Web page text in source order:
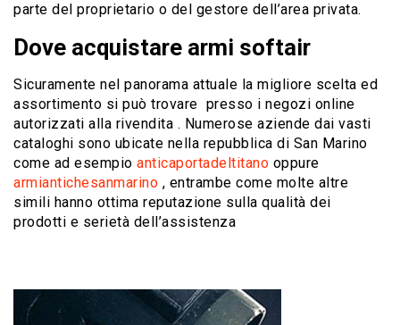
parte del proprietario o del gestore dell’area privata.
Dove acquistare armi softair
Sicuramente nel panorama attuale la migliore scelta ed
assortimento si può trovare presso i negozi online
autorizzati alla rivendita . Numerose aziende dai vasti
cataloghi sono ubicate nella repubblica di San Marino
come ad esempio anticaportadeltitano oppure
armiantichesanmarino , entrambe come molte altre
simili hanno ottima reputazione sulla qualità dei
prodotti e serietà dell’assistenza